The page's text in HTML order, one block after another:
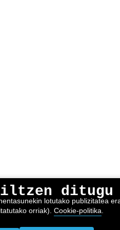
ditugu
lotutako publizitatea
orriak). Cookie-politika.